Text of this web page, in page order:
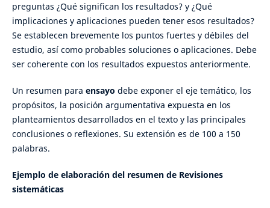
preguntas ¿Qué significan los resultados? y ¿Qué
implicaciones y aplicaciones pueden tener esos resultados?
Se establecen brevemente los puntos fuertes y débiles del
estudio, así como probables soluciones o aplicaciones. Debe
ser coherente con los resultados expuestos anteriormente.
Un resumen para ensayo debe exponer el eje temático, los
propósitos, la posición argumentativa expuesta en los
planteamientos desarrollados en el texto y las principales
conclusiones o reflexiones. Su extensión es de 100 a 150
palabras.
Ejemplo de elaboración del resumen de Revisiones
sistemáticas